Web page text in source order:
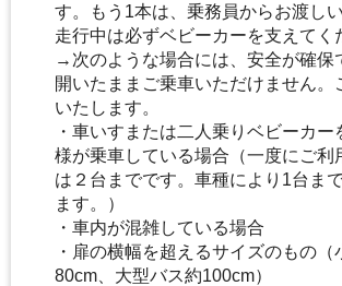
す。もう1本は、乗務員からお渡しい
走行中は必ずベビーカーを支えてく
→次のような場合には、安全が確保
開いたままご乗車いただけません。
いたします。
・車いすまたは二人乗りベビーカー
様が乗車している場合（一度にご利
は２台までです。車種により1台ま
ます。）
・車内が混雑している場合
・扉の横幅を超えるサイズのもの（
80cm、大型バス約100cm）